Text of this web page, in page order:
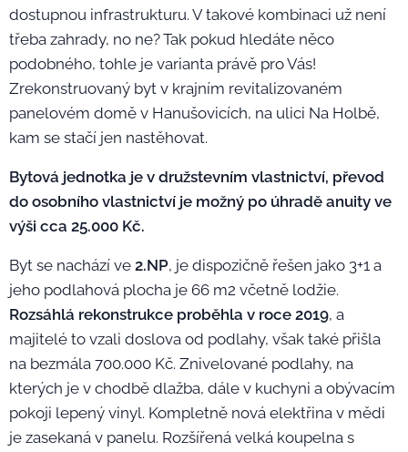
dostupnou infrastrukturu. V takové kombinaci už není
třeba zahrady, no ne? Tak pokud hledáte něco
podobného, tohle je varianta právě pro Vás!
Zrekonstruovaný byt v krajním revitalizovaném
panelovém domě v Hanušovicích, na ulici Na Holbě,
kam se stačí jen nastěhovat.
Bytová jednotka je v družstevním vlastnictví, převod
do osobního vlastnictví je možný po úhradě anuity ve
výši cca 25.000 Kč.
Byt se nachází ve 2.NP, je dispozičně řešen jako 3+1 a
jeho podlahová plocha je 66 m2 včetně lodžie.
Rozsáhlá rekonstrukce proběhla v roce 2019, a
majitelé to vzali doslova od podlahy, však také přišla
na bezmála 700.000 Kč. Znivelované podlahy, na
kterých je v chodbě dlažba, dále v kuchyni a obývacím
pokoji lepený vinyl. Kompletně nová elektřina v mědi
je zasekaná v panelu. Rozšířená velká koupelna s